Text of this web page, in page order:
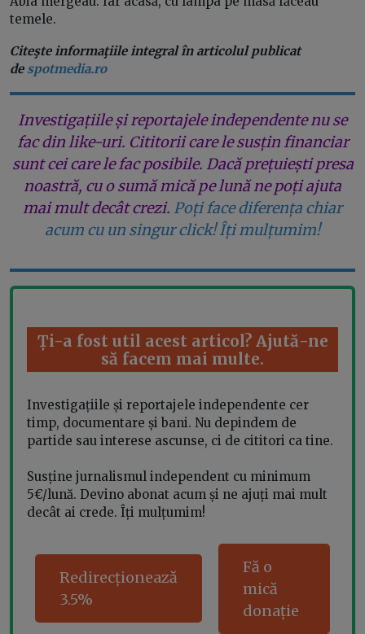
temele.
Citeşte informaţiile integral în articolul publicat
de spotmedia.ro
Investigațiile și reportajele independente nu se
fac din like-uri. Cititorii care le susțin financiar
sunt cei care le fac posibile. Dacă prețuiești presa
noastră, cu o sumă mică pe lună ne poți ajuta
mai mult decât crezi. Poți face diferența chiar
acum cu un singur click! Îți mulțumim!
Ți-a fost util acest articol? Ajută-ne
să facem mai multe.
Investigațiile și reportajele independente cer
timp, documentare și bani. Nu depindem de
partide sau interese ascunse, ci de cititori ca tine.
Susține jurnalismul independent cu minimum
5€/lună. Devino abonat acum și ne ajuți mai mult
decât ai crede. Îți mulțumim!
Redirecționează
3.5%
Fă o
mică
donație